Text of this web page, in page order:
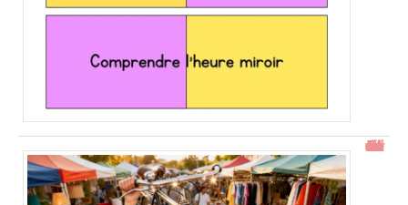
Gtrouve : Les Meilleures Annonces Gratuites à Découvrir